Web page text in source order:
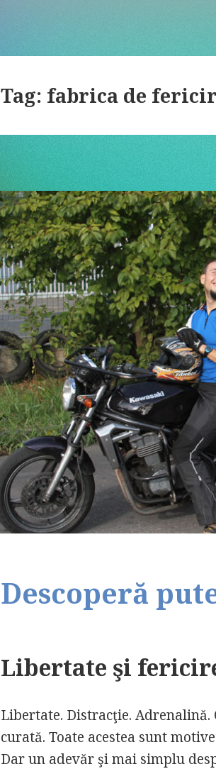
Tag: fabrica de
Descoperă
Libertate şi
Libertate. Distracţie.
curată. Toate acestea sunt
Dar un adevăr şi mai simplu